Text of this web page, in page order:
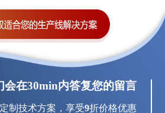
会在30min内答复您的留言
制技术方案，享受9折价格优惠